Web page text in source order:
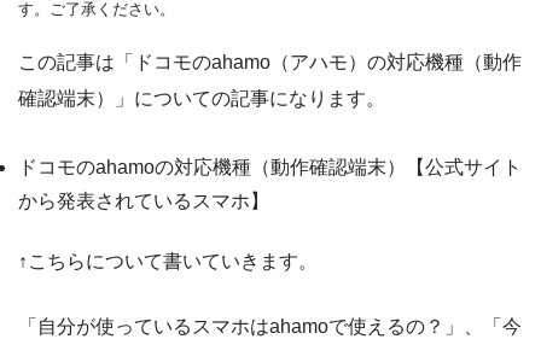
す。ご了承ください。
この記事は「ドコモのahamo（アハモ）の対応機種（動作
確認端末）」についての記事になります。
ドコモのahamoの対応機種（動作確認端末）【公式サイト
から発表されているスマホ】
↑こちらについて書いていきます。
「自分が使っているスマホはahamoで使えるの？」、「今